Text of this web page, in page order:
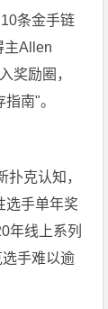
条金手链
主Allen
奖励圈，
南"。
克认知，
选手单年奖
年线上系列
手难以逾